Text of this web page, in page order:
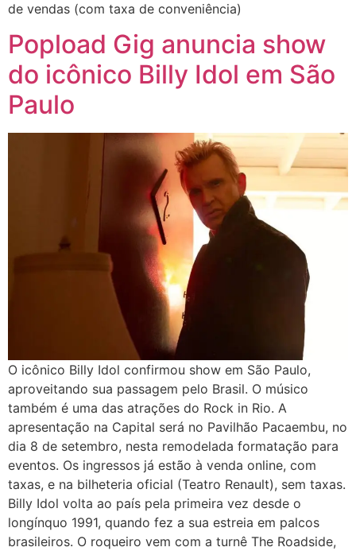
de vendas (com taxa de conveniência)
Popload Gig anuncia show
do icônico Billy Idol em São
Paulo
O icônico Billy Idol confirmou show em São Paulo,
aproveitando sua passagem pelo Brasil. O músico
também é uma das atrações do Rock in Rio. A
apresentação na Capital será no Pavilhão Pacaembu, no
dia 8 de setembro, nesta remodelada formatação para
eventos. Os ingressos já estão à venda online, com
taxas, e na bilheteria oficial (Teatro Renault), sem taxas.
Billy Idol volta ao país pela primeira vez desde o
longínquo 1991, quando fez a sua estreia em palcos
brasileiros. O roqueiro vem com a turnê The Roadside,